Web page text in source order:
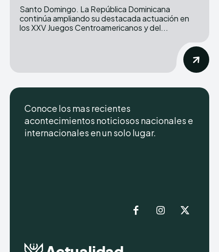
Santo Domingo. La República Dominicana
continúa ampliando su destacada actuación en
los XXV Juegos Centroamericanos y del...
Conoce los mas recientes
acontecimientos noticiosos nacionales e
internacionales en un solo lugar.